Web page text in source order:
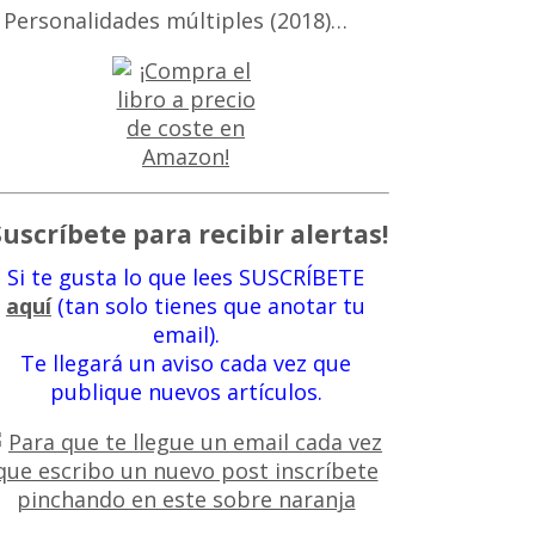
múltiples (2018)…
para recibir alertas!
Si te gusta lo que lees SUSCRÍBETE
aquí(tan solo tienes que anotar tu
email).
Te llegará un aviso cada vez que
publique nuevos artículos.